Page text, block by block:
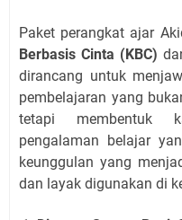
Paket perangkat ajar
Berbasis Cinta (KBC)
dirancang untuk
pembelajaran yang
tetapi membentuk
pengalaman belajar
keunggulan yang
dan layak digunakan di